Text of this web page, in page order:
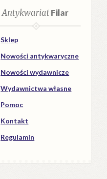
AntykwariatFilar
Sklep
Nowości antykwaryczne
Nowości wydawnicze
Wydawnictwa własne
Pomoc
Kontakt
Regulamin